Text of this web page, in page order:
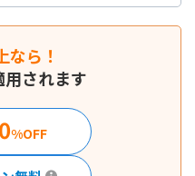
なら！
されます
%OFF